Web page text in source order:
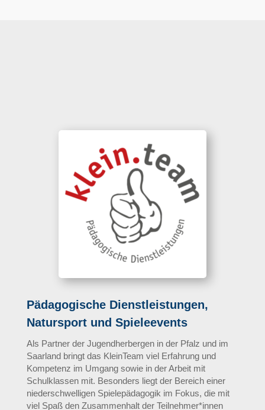
Pädagogische Dienstleistungen,
Natursport und Spieleevents
Als Partner der Jugendherbergen in der Pfalz und im
Saarland bringt das KleinTeam viel Erfahrung und
Kompetenz im Umgang sowie in der Arbeit mit
Schulklassen mit. Besonders liegt der Bereich einer
niederschwelligen Spielepädagogik im Fokus, die mit
viel Spaß den Zusammenhalt der Teilnehmer*innen